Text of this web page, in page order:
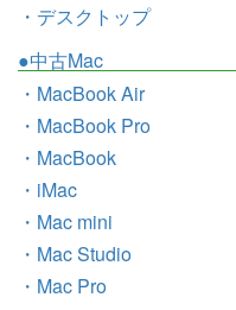
・デスクトップ
●中古Mac
・MacBook Air
・MacBook Pro
・MacBook
・iMac
・Mac mini
・Mac Studio
・Mac Pro